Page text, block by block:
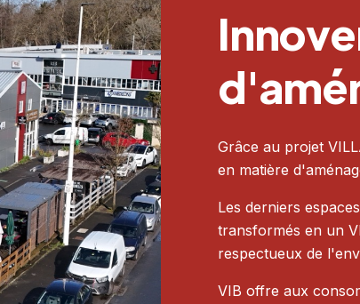
Grâce au projet
en matière
Les derniers
transformés en un
respectueux de
VIB offre aux